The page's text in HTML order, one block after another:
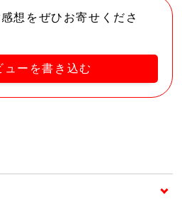
想をぜひお寄せくださ
ューを書き込む